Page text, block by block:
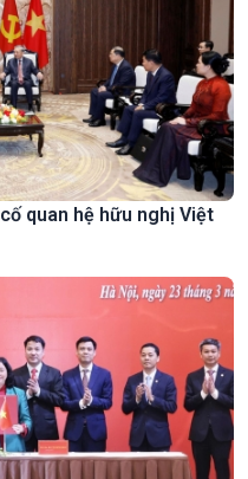
quan hệ hữu nghị Việt